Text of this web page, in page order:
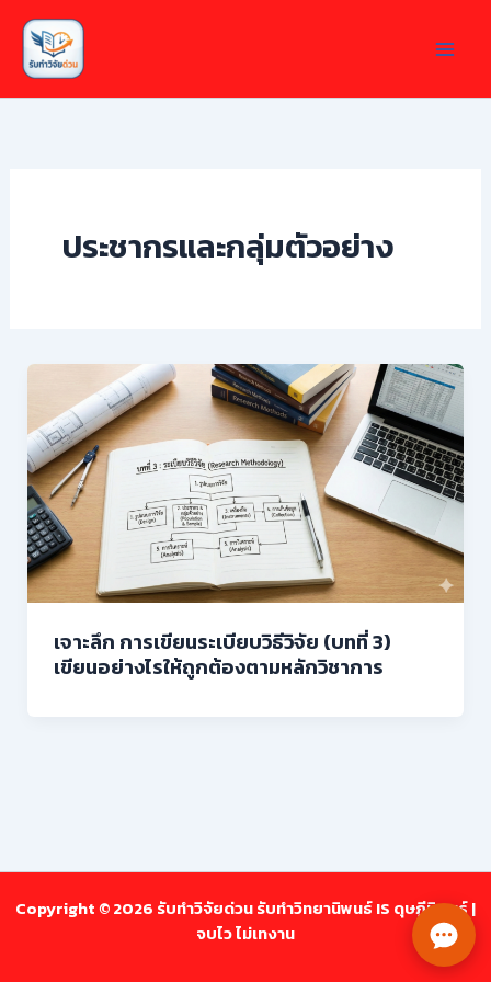
Skip
content
ประชากรและกลุ่มตัวอย่าง
เจาะลึก การเขียนระเบียบวิธีวิจัย (บทที่ 3)
เขียนอย่างไรให้ถูกต้องตามหลักวิชาการ
Copyright © 2026 รับทำวิจัยด่วน รับทำวิทยานิพนธ์ IS ดุษฎีนิพนธ์ |
จบไว ไม่เทงาน